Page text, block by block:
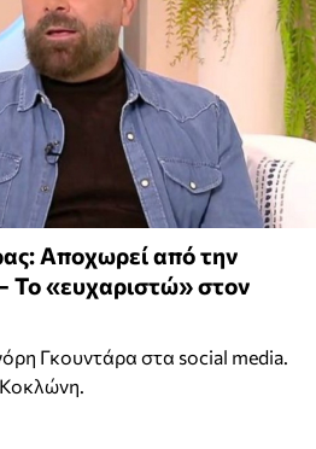
Αποχωρεί από την
Το «ευχαριστώ» στον
Γκουντάρα στα social media.